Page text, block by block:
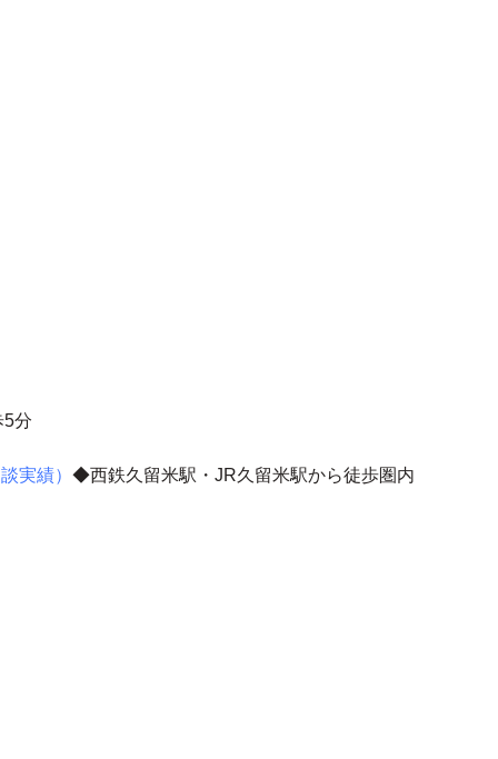
5分
実績） ◆西鉄久留米駅・JR久留米駅から徒歩圏内